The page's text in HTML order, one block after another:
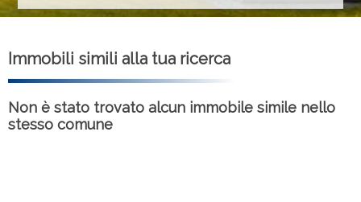
Immobili simili alla tua ricerca
Non è stato trovato alcun immobile simile nello
stesso comune